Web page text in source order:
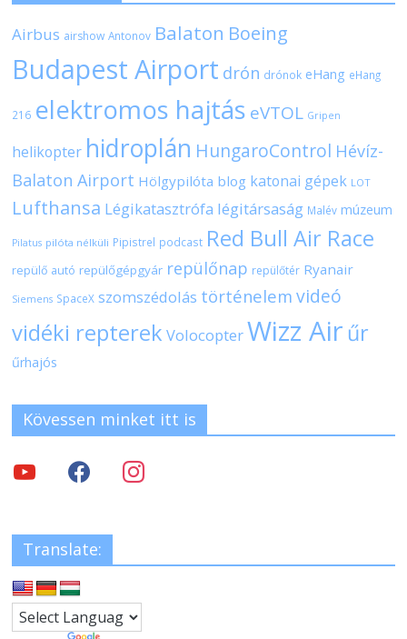
Airbus airshow Antonov Balaton Boeing
Budapest Airport drón drónok eHang eHang
216 elektromos hajtás eVTOL Gripen
helikopter hidroplán HungaroControl Hévíz-
Balaton Airport Hölgypilóta blog katonai gépek LOT
Lufthansa Légikatasztrófa légitársaság Malév múzeum
Pilatus pilóta nélküli Pipistrel podcast Red Bull Air Race
repülő autó repülőgépgyár repülőnap repülőtér Ryanair
Siemens SpaceX szomszédolás történelem videó
vidéki repterek VolocopterWizz Air űr
űrhajós
Kövessen minket itt is
Translate: